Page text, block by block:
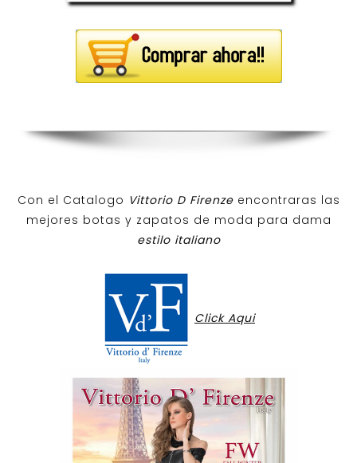
Con el Catalogo Vittorio D Firenzeencontraras las
mejores botas y zapatos de moda para dama
estilo italiano
Click Aqui